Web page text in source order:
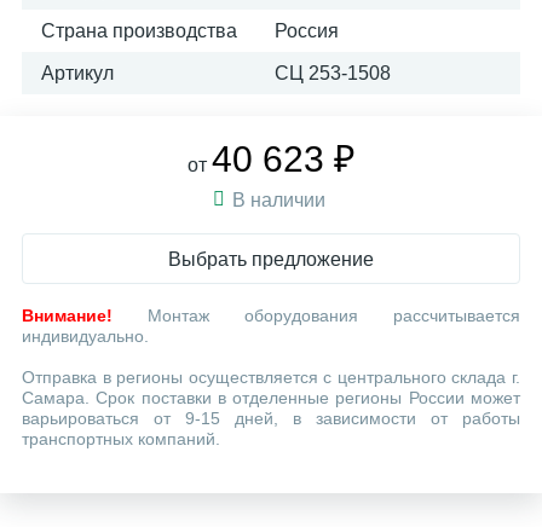
Страна производства Россия
Артикул СЦ 253-1508
от 40 623 ₽
В наличии
Выбрать предложение
Внимание! Монтаж оборудования рассчитывается
индивидуально.
Отправка в регионы осуществляется с центрального склада г.
Самара. Срок поставки в отделенные регионы России может
варьироваться от 9-15 дней, в зависимости от работы
транспортных компаний.